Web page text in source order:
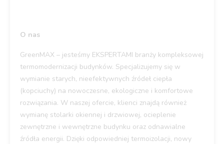
O nas
GreenMAX – jesteśmy EKSPERTAMI branży kompleksowej
termomodernizacji budynków. Specjalizujemy się w
wymianie starych, nieefektywnych źródeł ciepła
(kopciuchy) na nowoczesne, ekologiczne i komfortowe
rozwiązania. W naszej ofercie, klienci znajdą również
wymianę stolarki okiennej i drzwiowej, ocieplenie
zewnętrzne i wewnętrzne budynku oraz odnawialne
źródła energii. Dzięki odpowiedniej termoizolacji, nowy